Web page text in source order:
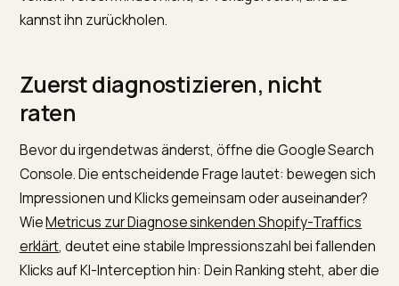
Rankings stehen stabil, der organische Traffic bricht
sondern Googles KI-Overviews, die den Klick
bevor er deinen Shop erreicht. Die gute Nachricht:
Verkehr verschwindet nicht, er verlagert sich, und du
kannst ihn zurückholen.
Zuerst diagnostizieren, nicht
raten